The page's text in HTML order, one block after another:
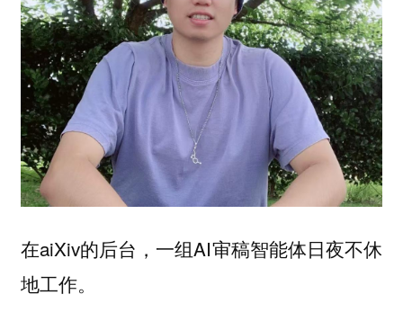
在aiXiv的后台，一组AI审稿智能体日夜不休
地工作。